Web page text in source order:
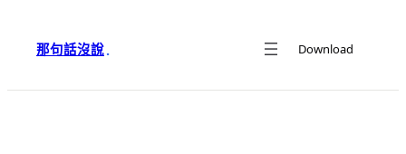
內
那句話沒說· Download